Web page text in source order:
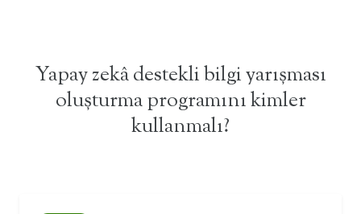
Yapay zekâ destekli bilgi yarışması
oluşturma programını kimler
kullanmalı?